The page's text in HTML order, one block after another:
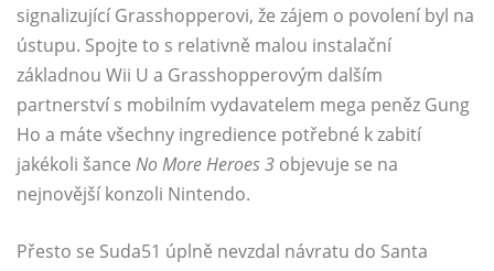
signalizující Grasshopperovi, že zájem o povolení byl na
ústupu. Spojte to s relativně malou instalační
základnou Wii U a Grasshopperovým dalším
partnerství s mobilním vydavatelem mega peněz Gung
Ho a máte všechny ingredience potřebné k zabití
jakékoli šance No More Heroes 3 objevuje se na
nejnovější konzoli Nintendo.
Přesto se Suda51 úplně nevzdal návratu do Santa